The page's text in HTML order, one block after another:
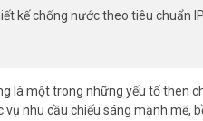
kế chống nước theo tiêu chuẩn
là một trong những yếu tố then
vụ nhu cầu chiếu sáng mạnh mẽ,